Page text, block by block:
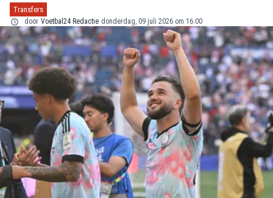
Transfers
door Voetbal24 Redactie donderdag, 09 juli 2026 om 16:00